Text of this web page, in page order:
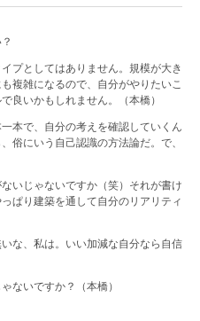
プとしてはありません。規模が大き
複雑になるので、自分がやりたいこ
良いかもしれません。（本橋）
本で、自分の考えを確認していくん
俗にいう自己認識の方法論だ。で、
いじゃないですか（笑）それが書け
ぱり建築を通して自分のリアリティ
な、私は。いい加減な自分なら自信
ないですか？（本橋）